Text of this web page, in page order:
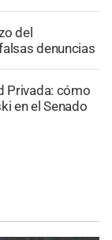
del
denuncias
Privada: cómo
en el Senado